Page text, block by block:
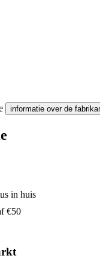
informatie over de
in huis
€50